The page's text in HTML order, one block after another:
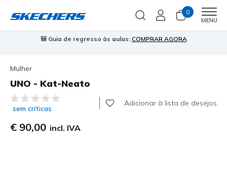
0
MENU
🎒 Guia de regresso às aulas: COMPRAR AGORA
Mulher
UNO - Kat-Neato
4$2 de 5 – Classificação do cliente
sem críticas
Adicionar à lista de desejos
€ 90,00 incl. IVA